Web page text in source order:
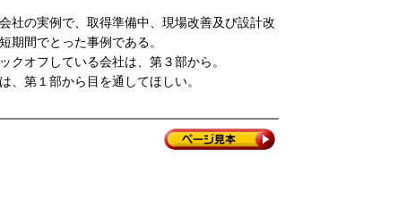
社の実例で、取得準備中、現場改善及び設計改
期間でとった事例である。
クオフしている会社は、第３部から。
、第１部から目を通してほしい。